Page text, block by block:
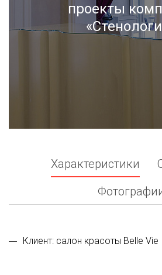
проекты
Характеристики
Клиент: салон красоты Belle Vie